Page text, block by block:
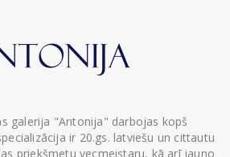
galerija "Antonija" darbojas kopš
ir 20.gs. latviešu un cittautu
priekšmetu vecmeistaru, kā arī jauno